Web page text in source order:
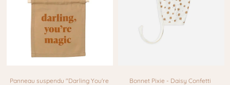
Panneau suspendu "Darling You're
Bonnet Pixie - Daisy Confetti